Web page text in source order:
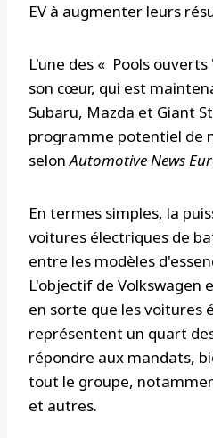
EV à augmenter leurs
L'une des « Pools
son cœur, qui est
Subaru, Mazda et Giant
programme potentiel de
selonAutomotive News
En termes simples, la
voitures électriques de
entre les modèles
L'objectif de Volkswagen
en sorte que les voitures
représentent un quart
répondre aux mandats,
tout le groupe,
et autres.